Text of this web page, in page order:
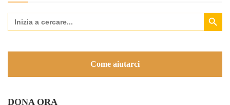
Search
for:
Search Button
Come aiutarci
DONA ORA